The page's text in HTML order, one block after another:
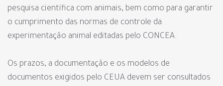
pesquisa científica com animais, bem como para garantir
o cumprimento das normas de controle da
experimentação animal editadas pelo CONCEA.
Os prazos, a documentação e os modelos de
documentos exigidos pelo CEUA devem ser consultados